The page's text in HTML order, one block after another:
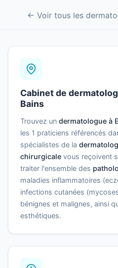
← Voir tous les
Cabinet de
Bains
Trouvez un dermatologue à
les 1 praticiens référencés
spécialistes de la
chirurgicale vous reçoivent
traiter l'ensemble des
maladies inflammatoires
infections cutanées
bénignes et malignes, ainsi
esthétiques.